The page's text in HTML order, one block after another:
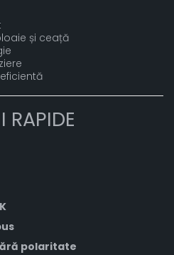
și ceață
RAPIDE
polaritate